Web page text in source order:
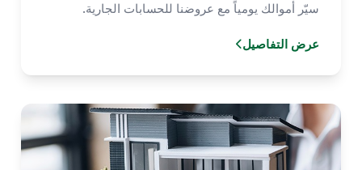
سيّر أموالك يومياً مع عروضنا للحسابات الجارية.
عرض التفاصيل